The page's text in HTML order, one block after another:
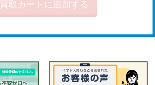
買取カートに追加する